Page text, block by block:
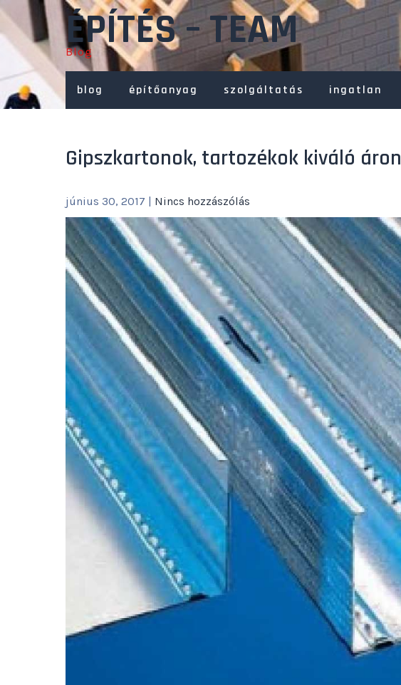
Skip
content
ÉPÍTÉS – TEAM
Blog
blog építőanyag szolgáltatás ingatlan
Gipszkartonok, tartozékok kiváló áron
június 30, 2017 | Nincs hozzászólás